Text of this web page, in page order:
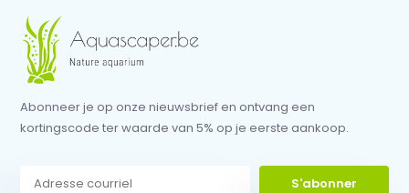
Abonneer je op onze nieuwsbrief en ontvang een
kortingscode ter waarde van 5% op je eerste aankoop.
S'abonner